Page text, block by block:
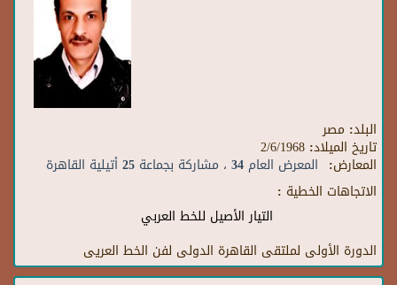
البلد: مصر
تاريخ الميلاد: 2/6/1968
المعارض: المعرض العام 34 ، مشاركة بجماعة 25 أتيلية القاهرة
الاتجاهات الخطية :
التيار الأصيل للخط العربي
الدورة الأولى لملتقى القاهرة الدولى لفن الخط العريى